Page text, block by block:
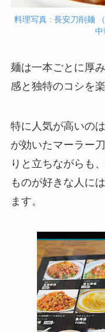
料理写真 : 長安刀削麺
中
麺は一本ごとに厚
感と独特のコシを
特に人気が高いの
が効いたマーラー
りと立ちながらも
ものが好きな人に
ます。